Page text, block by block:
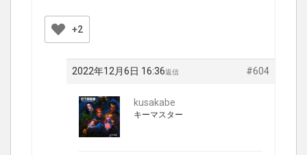
+2
2022年12月6日 16:36 #604
返信
kusakabe
キーマスター